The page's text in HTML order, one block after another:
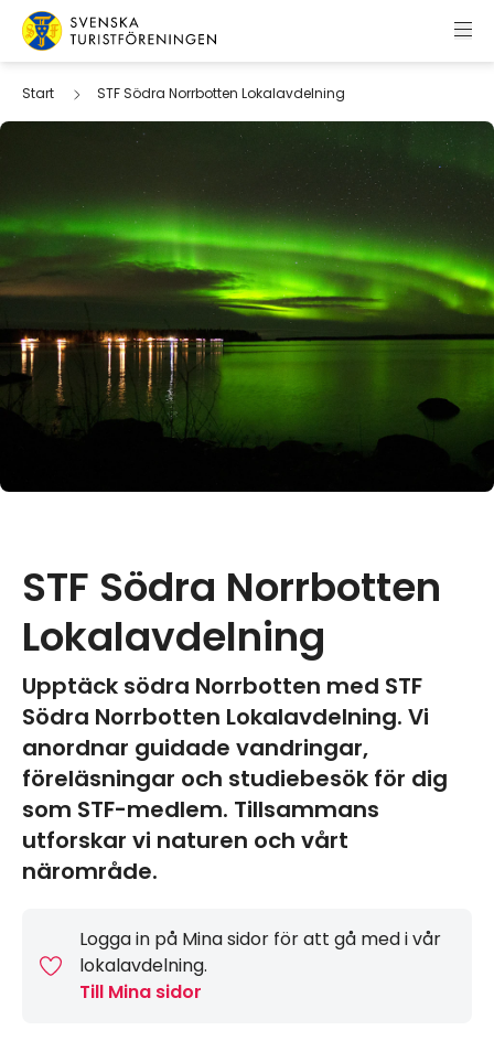
Hoppa till innehåll
Svenska Turistföreningen
Start STF Södra Norrbotten Lokalavdelning
STF Södra Norrbotten
Lokalavdelning
Upptäck södra Norrbotten med STF
Södra Norrbotten Lokalavdelning. Vi
anordnar guidade vandringar,
föreläsningar och studiebesök för dig
som STF-medlem. Tillsammans
utforskar vi naturen och vårt
närområde.
Logga in på Mina sidor för att gå med i vår
lokalavdelning.
Till Mina sidor